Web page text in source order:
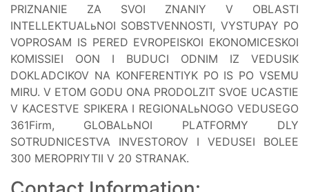
PRIZNANIE ZA SVOI ZNANIY V OBLASTI
INTELLEKTUALьNOI SOBSTVENNOSTI, VYSTUPAY PO
VOPROSAM IS PERED EVROPEISKOI EKONOMICESKOI
KOMISSIEI OON I BUDUCI ODNIM IZ VEDUSIK
DOKLADCIKOV NA KONFERENTIYK PO IS PO VSEMU
MIRU. V ETOM GODU ONA PRODOLZIT SVOE UCASTIE
V KACESTVE SPIKERA I REGIONALьNOGO VEDUSEGO
361Firm, GLOBALьNOI PLATFORMY DLY
SOTRUDNICESTVA INVESTOROV I VEDUSEI BOLEE
300 MEROPRIYTII V 20 STRANAK.